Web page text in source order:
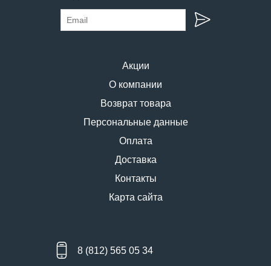
Акции
О компании
Возврат товара
Персональные данные
Оплата
Доставка
Контакты
Карта сайта
8 (812) 565 05 34